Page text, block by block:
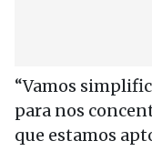
“Vamos
para nos
que estamos